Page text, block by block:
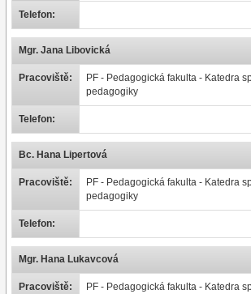
Telefon:
Mgr. Jana Libovická
Pracoviště:
PF - Pedagogická fakulta - Katedra
pedagogiky
Telefon:
Bc. Hana Lipertová
Pracoviště:
PF - Pedagogická fakulta - Katedra
pedagogiky
Telefon:
Mgr. Hana Lukavcová
Pracoviště:
PF - Pedagogická fakulta - Katedra